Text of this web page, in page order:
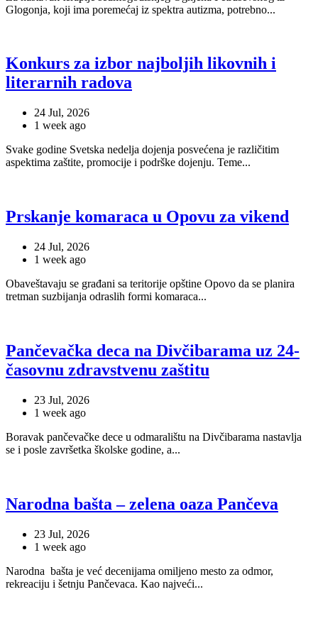
Glogonja, koji ima poremećaj iz spektra autizma, potrebno...
Konkurs za izbor najboljih likovnih i
literarnih radova
24 Jul, 2026
1 week ago
Svake godine Svetska nedelјa dojenja posvećena je različitim
aspektima zaštite, promocije i podrške dojenju. Teme...
Prskanje komaraca u Opovu za vikend
24 Jul, 2026
1 week ago
Obaveštavaju se građani sa teritorije opštine Opovo da se planira
tretman suzbijanja odraslih formi komaraca...
Pančevačka deca na Divčibarama uz 24-
časovnu zdravstvenu zaštitu
23 Jul, 2026
1 week ago
Boravak pančevačke dece u odmaralištu na Divčibarama nastavlja
se i posle završetka školske godine, a...
Narodna bašta – zelena oaza Pančeva
23 Jul, 2026
1 week ago
Narodna bašta je već decenijama omiljeno mesto za odmor,
rekreaciju i šetnju Pančevaca. Kao najveći...